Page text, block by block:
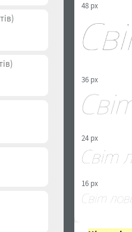
48 px
36 px
24 px
16 px